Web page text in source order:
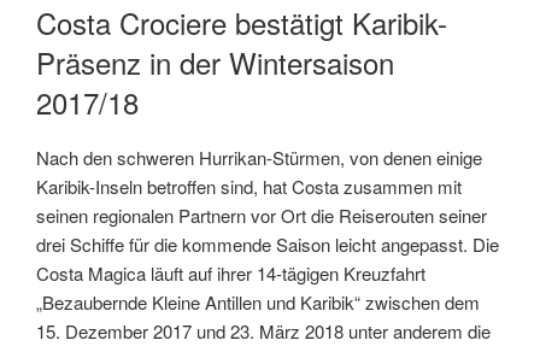
Costa Crociere bestätigt Karibik-
Präsenz in der Wintersaison
2017/18
Nach den schweren Hurrikan-Stürmen, von denen einige
Karibik-Inseln betroffen sind, hat Costa zusammen mit
seinen regionalen Partnern vor Ort die Reiserouten seiner
drei Schiffe für die kommende Saison leicht angepasst. Die
Costa Magica läuft auf ihrer 14-tägigen Kreuzfahrt
„Bezaubernde Kleine Antillen und Karibik“ zwischen dem
15. Dezember 2017 und 23. März 2018 unter anderem die